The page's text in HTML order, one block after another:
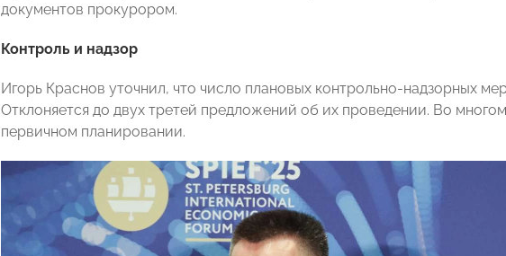
документов прокурором.
Контроль и надзор
Игорь Краснов уточнил, что число плановых контрольно-надзорных
Отклоняется до двух третей предложений об их проведении. Во
первичном планировании.